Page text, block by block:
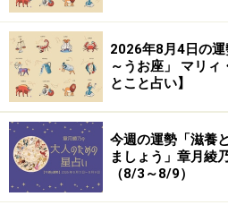
2026年8月4日の
～うお座」 マリィ
とこと占い】
今週の運勢「滋養
ましょう」章月綾
（8/3～8/9）